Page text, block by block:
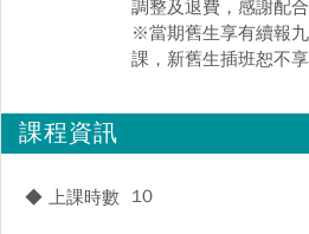
調整及退費，感謝配
※當期舊生享有續報
課，新舊生插班恕不
課程資訊
◆ 上課時數 10